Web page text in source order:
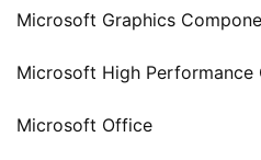
Microsoft Graphics
Microsoft High Performance
Microsoft Office